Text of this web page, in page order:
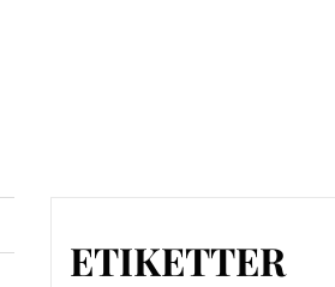
ETIKETTER